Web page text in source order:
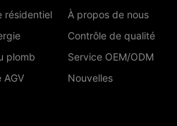
résidentiel
plomb
AGV
À propos de nous
Contrôle de qualité
Service OEM/ODM
Nouvelles